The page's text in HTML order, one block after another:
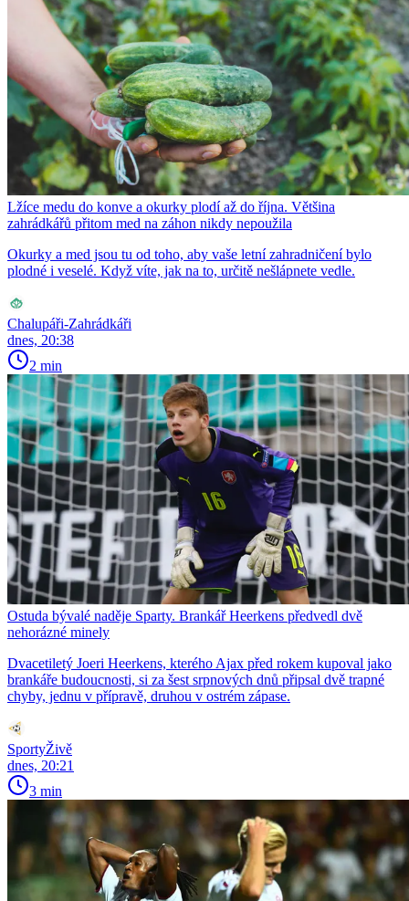
Lžíce medu do konve a okurky plodí až do října. Většina
zahrádkářů přitom med na záhon nikdy nepoužila
Okurky a med jsou tu od toho, aby vaše letní zahradničení bylo
plodné i veselé. Když víte, jak na to, určitě nešlápnete vedle.
Chalupáři-Zahrádkáři
dnes, 20:38
2 min
Ostuda bývalé naděje Sparty. Brankář Heerkens předvedl dvě
nehorázné minely
Dvacetiletý Joeri Heerkens, kterého Ajax před rokem kupoval jako
brankáře budoucnosti, si za šest srpnových dnů připsal dvě trapné
chyby, jednu v přípravě, druhou v ostrém zápase.
SportyŽivě
dnes, 20:21
3 min